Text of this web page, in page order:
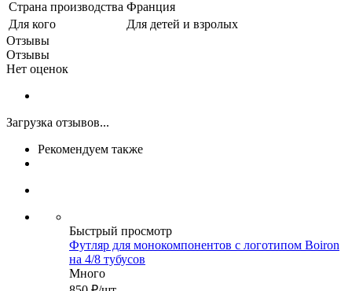
Страна производства Франция
Для кого
Для детей и взролых
Отзывы
Отзывы
Нет оценок
Загрузка отзывов...
Рекомендуем также
Быстрый просмотр
Футляр для монокомпонентов с логотипом Boiron
на 4/8 тубусов
Много